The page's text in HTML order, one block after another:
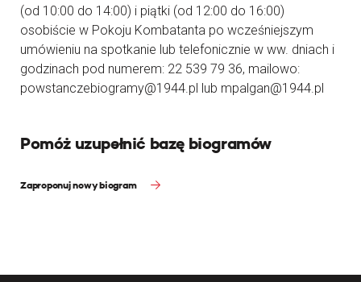
(od 10:00 do 14:00) i piątki (od 12:00 do 16:00)
osobiście w Pokoju Kombatanta po wcześniejszym
umówieniu na spotkanie lub telefonicznie w ww. dniach i
godzinach pod numerem: 22 539 79 36, mailowo:
powstanczebiogramy@1944.pl lub mpalgan@1944.pl
Pomóż uzupełnić bazę biogramów
Zaproponuj nowy biogram